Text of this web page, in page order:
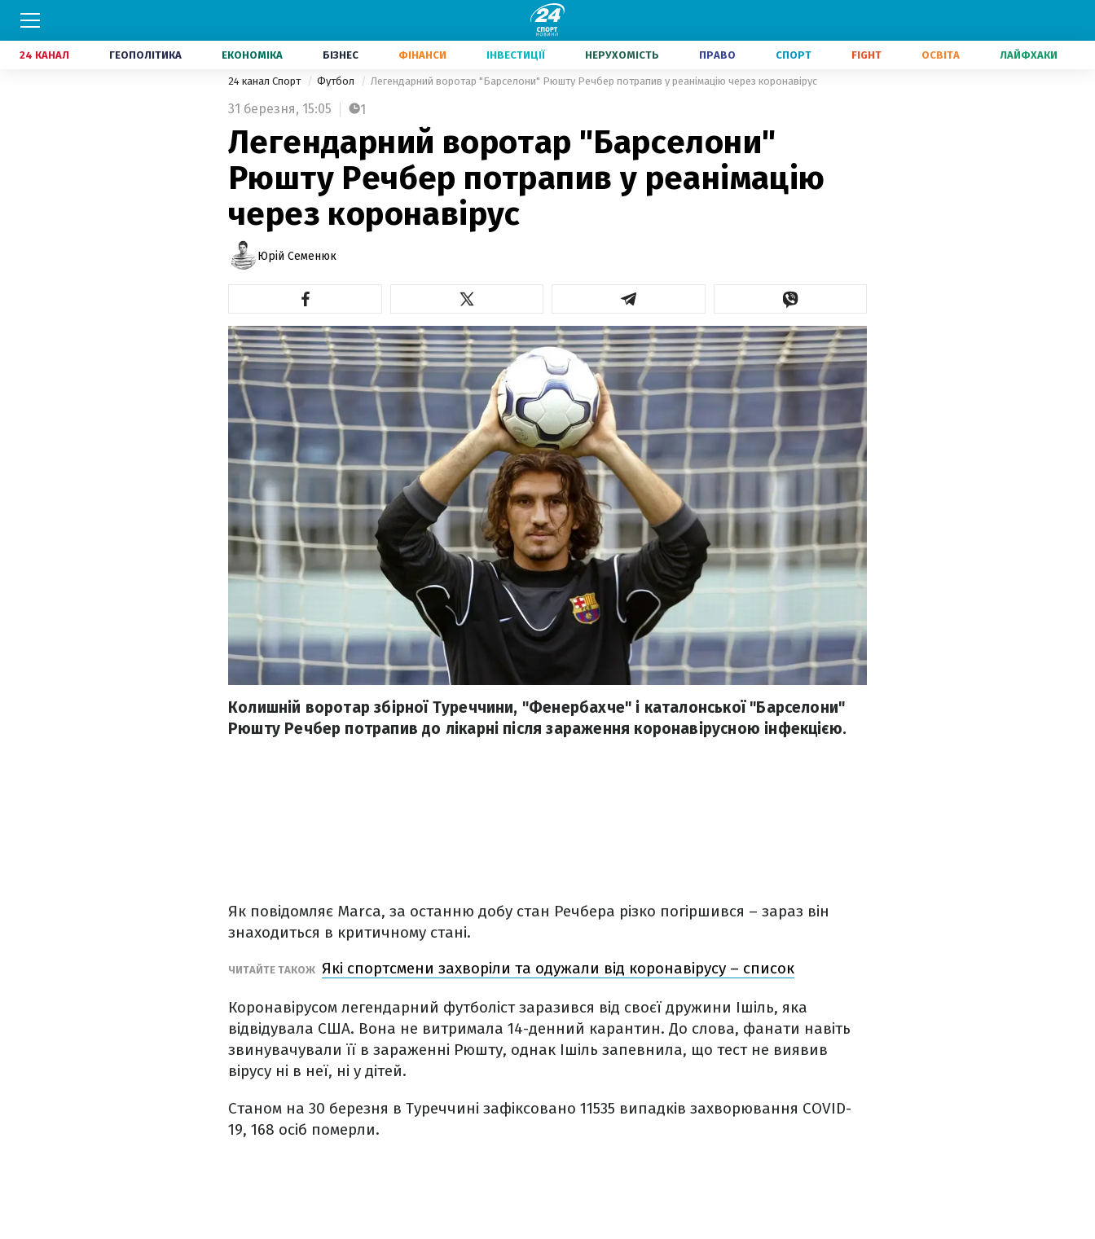
24 КАНАЛ ГЕОПОЛІТИКА ЕКОНОМІКА БІЗНЕС ФІНАНСИ ІНВЕСТИЦІЇ НЕРУХОМІСТЬ ПРАВО СПОРТ FIGHT ОСВІТА ЛАЙФХАКИ
24 канал Спорт Футбол Легендарний воротар "Барселони" Рюшту Речбер потрапив у реанімацію через коронавірус
31 березня, 15:05 1
Легендарний воротар "Барселони"
Рюшту Речбер потрапив у реанімацію
через коронавірус
Юрій Семенюк
Колишній воротар збірної Туреччини, "Фенербахче" і каталонської "Барселони"
Рюшту Речбер потрапив до лікарні після зараження коронавірусною інфекцією.
Як повідомляє Marca, за останню добу стан Речбера різко погіршився – зараз він
знаходиться в критичному стані.
ЧИТАЙТЕ ТАКОЖ Які спортсмени захворіли та одужали від коронавірусу – список
Коронавірусом легендарний футболіст заразився від своєї дружини Ішіль, яка
відвідувала США. Вона не витримала 14-денний карантин. До слова, фанати навіть
звинувачували її в зараженні Рюшту, однак Ішіль запевнила, що тест не виявив
вірусу ні в неї, ні у дітей.
Станом на 30 березня в Туреччині зафіксовано 11535 випадків захворювання COVID-
19, 168 осіб померли.